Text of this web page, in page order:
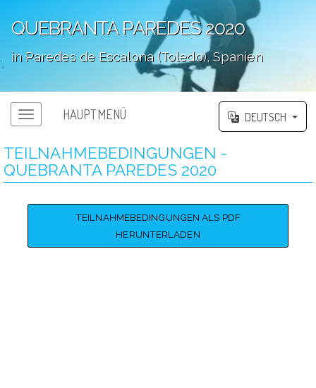
QUEBRANTA PAREDES 2020
in Paredes de Escalona (Toledo), Spanien
';
HAUPTMENÜ DEUTSCH
TEILNAHMEBEDINGUNGEN -
QUEBRANTA PAREDES 2020
TEILNAHMEBEDINGUNGEN ALS PDF
HERUNTERLADEN